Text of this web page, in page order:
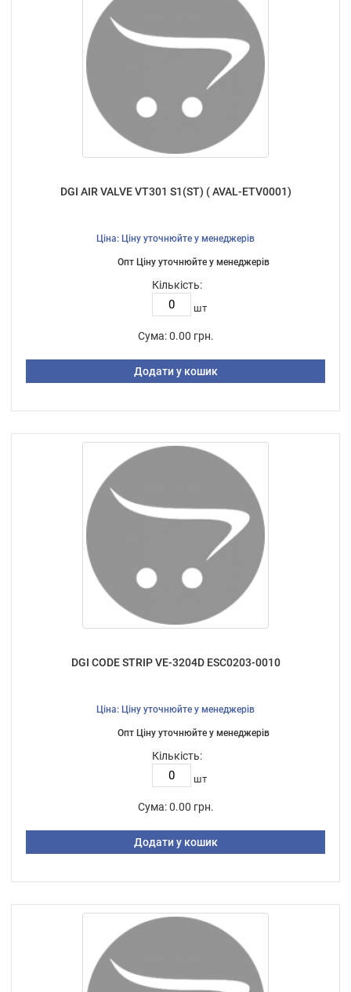
DGI AIR VALVE VT301 S1(ST) ( AVAL-ETV0001)
Ціна: Ціну уточнюйте у менеджерів
Опт Ціну уточнюйте у менеджерів
Кількість:
шт
Сума: 0.00 грн.
Додати у кошик
DGI CODE STRIP VE-3204D ESC0203-0010
Ціна: Ціну уточнюйте у менеджерів
Опт Ціну уточнюйте у менеджерів
Кількість:
шт
Сума: 0.00 грн.
Додати у кошик